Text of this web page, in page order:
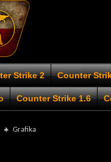
Strike 2 Counter
Counter Strike 1.6
Grafika